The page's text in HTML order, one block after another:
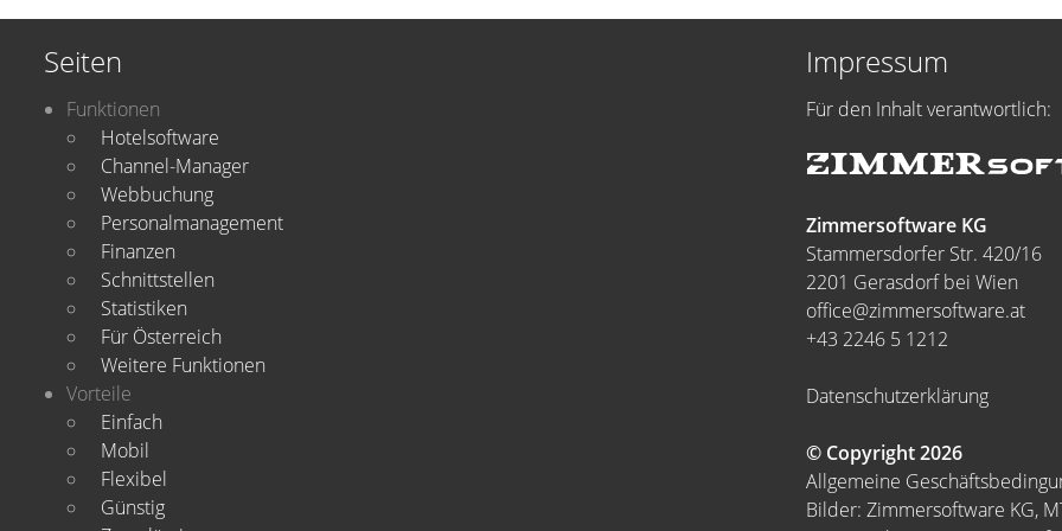
Seiten
Funktionen
Hotelsoftware
Channel-Manager
Webbuchung
Personalmanagement
Finanzen
Schnittstellen
Statistiken
Für Österreich
Weitere Funktionen
Vorteile
Einfach
Mobil
Flexibel
Günstig
Impressum
Für den Inhalt verantwortlich:
Zimmersoftware KG
Stammersdorfer Str. 420/16
2201 Gerasdorf bei Wien
office@zimmersoftware.at
+43 2246 5 1212
Datenschutzerklärung
© Copyright 2026
Allgemeine
Bilder: Zimmersoftware KG,